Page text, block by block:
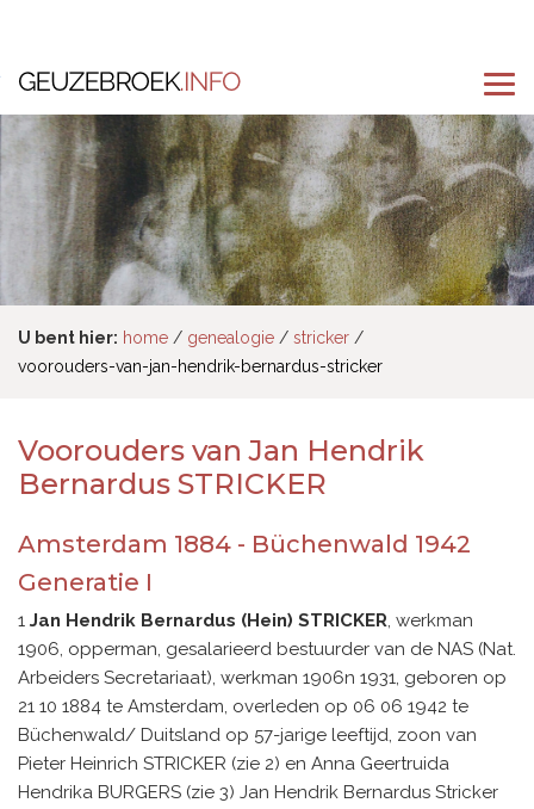
U bent hier: home genealogie
stricker
voorouders-van-jan-hendrik-bernardus-stricker
Voorouders van Jan Hendrik
Bernardus STRICKER
Amsterdam 1884 - Büchenwald 1942
Generatie I
1 Jan Hendrik Bernardus (Hein) STRICKER, werkman
1906, opperman, gesalarieerd bestuurder van de NAS (Nat.
Arbeiders Secretariaat), werkman 1906n 1931, geboren op
21 10 1884 te Amsterdam, overleden op 06 06 1942 te
Büchenwald/ Duitsland op 57-jarige leeftijd, zoon van
Pieter Heinrich STRICKER (zie 2) en Anna Geertruida
Hendrika BURGERS (zie 3) Jan Hendrik Bernardus Stricker